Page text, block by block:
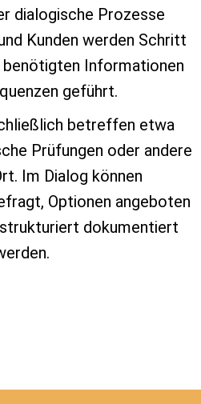
dialogische Prozesse
Kunden werden Schritt
Informationen
geführt.
betreffen etwa
Prüfungen oder andere
Im Dialog können
Optionen angeboten
dokumentiert